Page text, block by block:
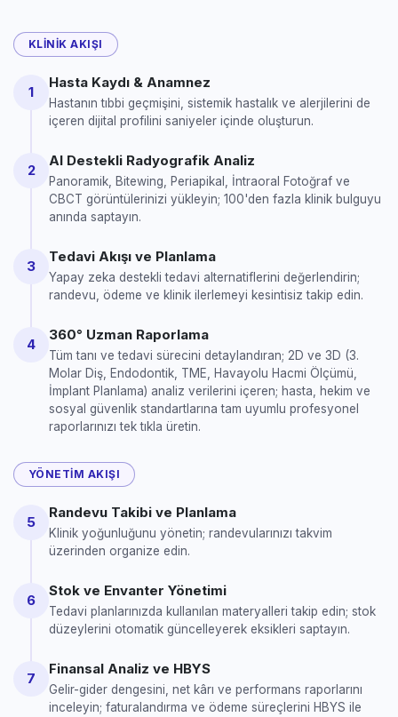
KLINIK AKIŞI
1
Hasta Kaydı & Anamnez
Hastanın tıbbi geçmişini, sistemik hastalık ve alerjilerini de
içeren dijital profilini saniyeler içinde oluşturun.
2
AI Destekli Radyografik Analiz
Panoramik, Bitewing, Periapikal, İntraoral Fotoğraf ve
CBCT görüntülerinizi yükleyin; 100'den fazla klinik bulguyu
anında saptayın.
3
Tedavi Akışı ve Planlama
Yapay zeka destekli tedavi alternatiflerini değerlendirin;
randevu, ödeme ve klinik ilerlemeyi kesintisiz takip edin.
4
360° Uzman Raporlama
Tüm tanı ve tedavi sürecini detaylandıran; 2D ve 3D (3.
Molar Diş, Endodontik, TME, Havayolu Hacmi Ölçümü,
İmplant Planlama) analiz verilerini içeren; hasta, hekim ve
sosyal güvenlik standartlarına tam uyumlu profesyonel
raporlarınızı tek tıkla üretin.
YÖNETIM AKIŞI
5
Randevu Takibi ve Planlama
Klinik yoğunluğunu yönetin; randevularınızı takvim
üzerinden organize edin.
6
Stok ve Envanter Yönetimi
Tedavi planlarınızda kullanılan materyalleri takip edin; stok
düzeylerini otomatik güncelleyerek eksikleri saptayın.
7
Finansal Analiz ve HBYS
Gelir-gider dengesini, net kârı ve performans raporlarını
inceleyin; faturalandırma ve ödeme süreçlerini HBYS ile